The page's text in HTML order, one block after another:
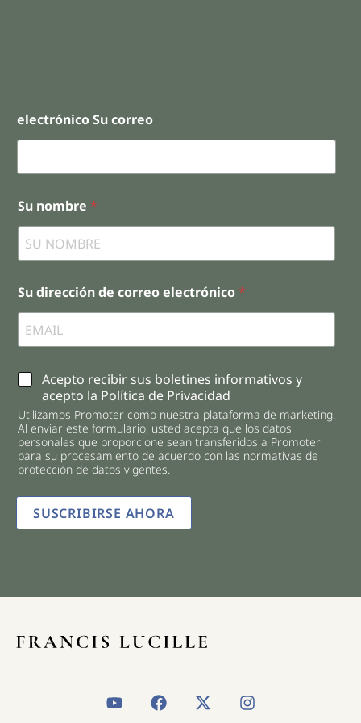
electrónico Su correo
Su nombre *
Su dirección de correo electrónico *
C
e
c
k
b
o
e
*
Acepto recibir sus boletines informativos y
acepto la Política de Privacidad
Utilizamos Promoter como nuestra plataforma de marketing.
Al enviar este formulario, usted acepta que los datos
personales que proporcione sean transferidos a Promoter
para su procesamiento de acuerdo con las normativas de
protección de datos vigentes.
SUSCRIBIRSE AHORA
Y
o
F
a
X
-
I
n